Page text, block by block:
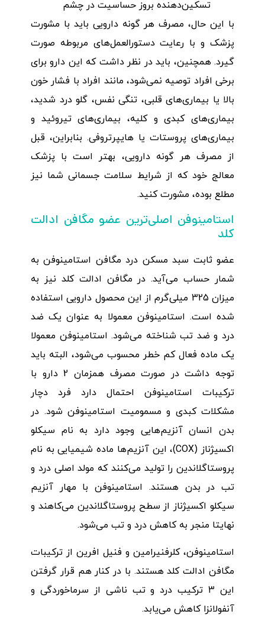
تسکین‌دهنده بروز حساسیت در چشم
با این حال، مصرف هر گونه دارویی باید با مشورت
پزشک و با رعایت دستورالعمل‌های مربوطه صورت
گیرد. همچنین، باید در نظر داشت که این دارو برای
برخی افراد توصیه نمی‌شود، مانند افراد با فشار خون
بالا یا بیماری‌های قلبی، تنگی نفس، گلو درد شدید،
بیماری‌های کبدی و کلیه، بیماری‌های تیروئید و
بیماری‌های پروستات یا هایپرتروفی. بنابراین، قبل
از مصرف هر گونه دارویی، بهتر است با پزشک
معالج خود که از شرایط سلامت جسمانی شما نیز
مطلع بوده، مشورت کنید.
استامینوفن اصلی‌ترین عضو مگافن ادالت
کلد
عضو ثابت سبد مسکن درد مگافن استامینوفن به
شمار حساب می‌آید. در مگافن ادالت کلد نیز به
میزان 325 میلی‌گرم از این محصول دارویی استفاده
شده است. استامینوفن معمولا به عنوان یک ضد
درد و ضد تب شناخته می‌شود. استامینوفن معمولا
یک ماده فعال کم خطر محسوب می‌شود، البته باید
توجه داشت در صورت مصرف همزمان 2 دارو با
ترکیبات استامینوفن احتمال دارد فرد دچار
مشکلات کبدی و مسمومیت استامینوفن شود. در
بدن انسان آنزیم‌هایی وجود دارد به نام سیکلو
اکسیژناز (COX)، این آنزیم‌ها ماده شیمیایی به نام
پروستاگلاندین را تولید می‌کنند که مولد اصلی درد و
تب در بدن هستند. استامینوفن با مهار آنزیم
سیکلو اکسیژناز از سطح پروستاگلاندین می‌کاهند و
نهایتا منجر به کاهش درد و تب می‌شود.
استامینوفن، کلرفنیرامین و فنیل افرین از ترکیبات
مگافن ادالت کلد هستند. با در کنار هم قرار گرفتن
این 3 ترکیب درد و تب ناشی از سرماخوردگی و
آنفولانزا کاهش می‌یابد.